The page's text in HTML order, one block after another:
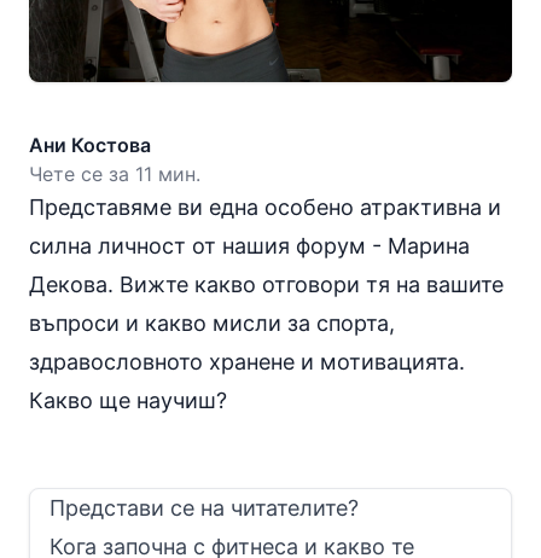
Ани Костова
Чете се за 11 мин.
Представяме ви една особено атрактивна и
силна личност от нашия форум - Марина
Декова. Вижте какво отговори тя на вашите
въпроси и какво мисли за спорта,
здравословното хранене и мотивацията.
Какво ще научиш?
Представи се на читателите?
Кога започна с фитнеса и какво те